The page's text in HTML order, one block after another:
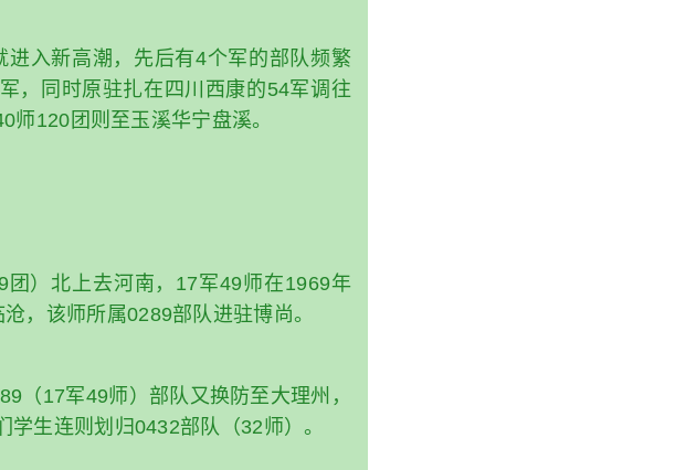
入新高潮，先后有4个军的部队频繁
，同时原驻扎在四川西康的54军调往
120团则至玉溪华宁盘溪。
）北上去河南，17军49师在1969年
，该师所属0289部队进驻博尚。
（17军49师）部队又换防至大理州，
生连则划归0432部队（32师）。